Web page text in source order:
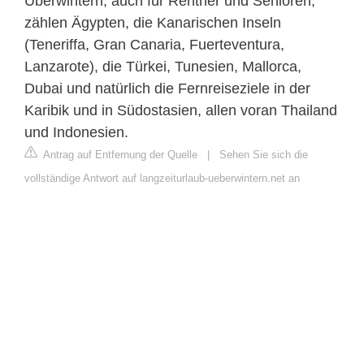
zählen Ägypten, die Kanarischen Inseln
(Teneriffa, Gran Canaria, Fuerteventura,
Lanzarote), die Türkei, Tunesien, Mallorca,
Dubai und natürlich die Fernreiseziele in der
Karibik und in Südostasien, allen voran Thailand
und Indonesien.
Antrag auf Entfernung der Quelle | Sehen Sie sich die
vollständige Antwort auf langzeiturlaub-ueberwintern.net an